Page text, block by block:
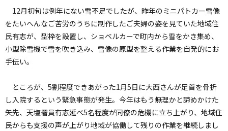
12月初旬は例年にない雪不足でしたが、昨年のミニパトカー雪像
をたいへんなご苦労のうちに制作したご夫婦の姿を見ていた地域住
民有志が、型枠を設置し、ショベルカーで町内から雪をかき集め、
小型除雪機で雪を吹き込み、雪像の原型を整える作業を自発的にお
手伝い。
ところが、5割程度できあがった1月5日に大西さんが足首を骨折
し入院するという緊急事態が発生。今年はもう無理かと諦めかけた
矢先、天塩署員有志延べ5名程度が同僚の危機に立ち上がり、地域住
民からも支援の声が上がり地域が協働して残りの作業を継続しまし